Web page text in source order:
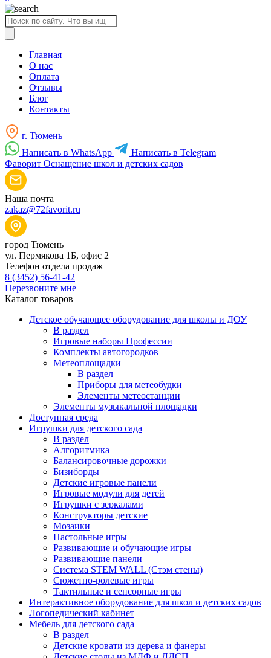
Поиск
товаров
Главная
О нас
Оплата
Отзывы
Блог
Контакты
г. Тюмень
Написать в WhatsApp
Написать в Telegram
Фаворит Оснащение школ и детских садов
Наша почта
zakaz@72favorit.ru
город Тюмень
ул. Пермякова 1Б, офис 2
Телефон отдела продаж
8 (3452) 56-41-42
Перезвоните мне
Каталог товаров
Детское обучающее оборудование для школы и ДОУ
В раздел
Игровые наборы Профессии
Комплекты автогородков
Метеоплощадки
В раздел
Приборы для метеобудки
Элементы метеостанции
Элементы музыкальной площадки
Доступная среда
Игрушки для детского сада
В раздел
Алгоритмика
Балансировочные дорожки
Бизиборды
Детские игровые панели
Игровые модули для детей
Игрушки с зеркалами
Конструкторы детские
Мозаики
Настольные игры
Развивающие и обучающие игры
Развивающие панели
Система STEM WALL (Cтэм стены)
Сюжетно-ролевые игры
Тактильные и сенсорные игры
Интерактивное оборудование для школ и детских садов
Логопедический кабинет
Мебель для детского сада
В раздел
Детские кровати из дерева и фанеры